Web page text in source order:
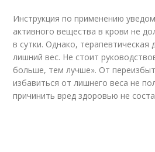
Инструкция по применению
активного вещества в крови не
в сутки. Однако, терапевтическая
лишний вес. Не стоит
больше, тем лучше». От
избавиться от лишнего веса не
причинить вред здоровью не